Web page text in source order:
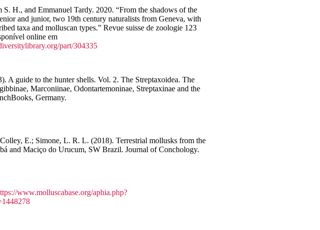
S. H., and Emmanuel Tardy. 2020. “From the shadows of the
and junior, two 19th century naturalists from Geneva, with
taxa and molluscan types.” Revue suisse de zoologie 123
online em
part/304335
A guide to the hunter shells. Vol. 2. The Streptaxoidea. The
Marconiinae, Odontartemoninae, Streptaxinae and the
Germany.
E.; Simone, L. R. L. (2018). Terrestrial mollusks from the
and Maciço do Urucum, SW Brazil. Journal of Conchology.
www.molluscabase.org/aphia.php?